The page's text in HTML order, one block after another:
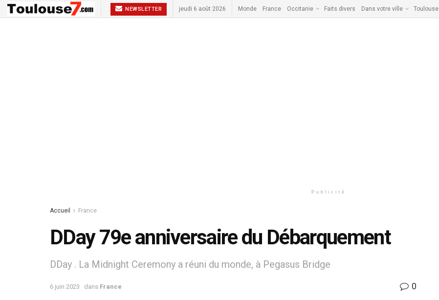
NEWSLETTER jeudi 6 août 2026 Monde France Occitanie Faits divers Dans votre ville Toulouse
Publicité
Accueil France
DDay 79e anniversaire du Débarquement
DDay . La Midnight Ceremony a réuni du monde, à Pegasus Bridge
6 juin 2023 dans France 0